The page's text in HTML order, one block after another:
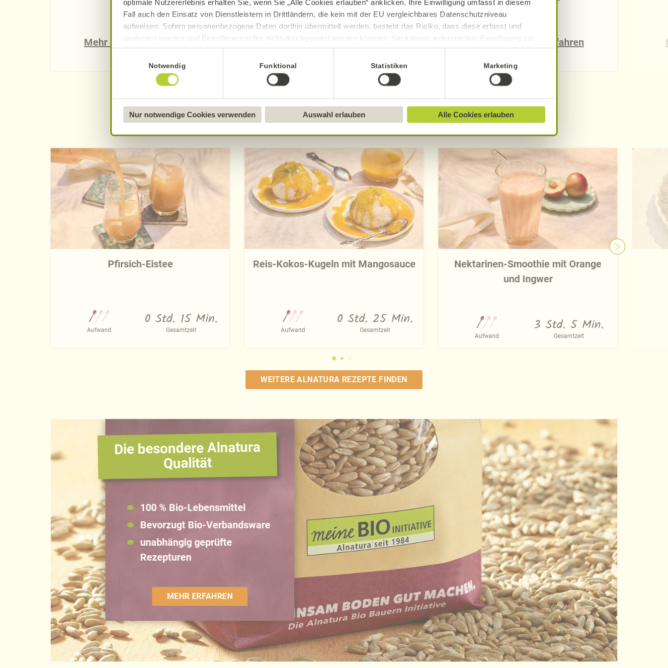
optimale Nutzererlebnis erhalten Sie, wenn Sie „Alle Cookies erlauben“ anklicken. Ihre Einwilligung umfasst in diesem
Fall auch den Einsatz von Dienstleistern in Drittländern, die kein mit der EU vergleichbares Datenschutzniveau
aufweisen. Sofern personenbezogene Daten dorthin übermittelt werden, besteht das Risiko, dass diese erfasst und
analysiert werden und Betroffenenrechte nicht durchgesetzt werden könnten. Sie können jederzeit Ihre Einwilligung zur
Datenverarbeitung und -übermittlung widerrufen und Tools deaktivieren. Ausführliche Informationen finden Sie in unserer
Datenschutzerklärung
Näheres über uns erfahren Sie in unseremImpressum
Notwendig Funktional Statistiken Marketing
Nur notwendige Cookies verwenden Auswahl erlauben Alle Cookies erlauben
Mehr erfahren Mehr erfahren
Pfirsich-Eistee
Aufwand
0 Std. 15 Min.
Gesamtzeit
Reis-Kokos-Kugeln mit Mangosauce
Aufwand
0 Std. 25 Min.
Gesamtzeit
Nektarinen-Smoothie mit Orange
und Ingwer
Aufwand
3 Std. 5 Min.
Gesamtzeit
WEITERE ALNATURA REZEPTE FINDEN
Die besondere Alnatura
Qualität
100 % Bio-Lebensmittel
Bevorzugt Bio-Verbandsware
unabhängig geprüfte
Rezepturen
MEHR ERFAHREN